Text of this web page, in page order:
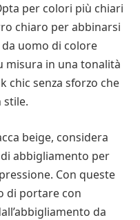
per colori più chiari
chiaro per abbinarsi
da uomo di colore
misura in una tonalità
chic senza sforzo che
stile.
beige, considera
di abbigliamento per
Con queste
di portare con
da